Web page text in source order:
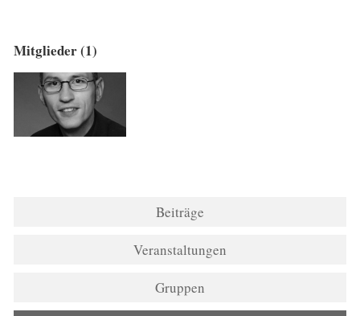
Mitglieder (1)
Beiträge
Veranstaltungen
Gruppen